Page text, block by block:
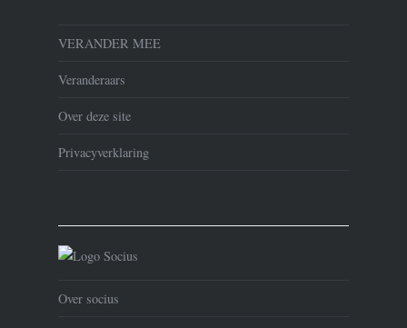
VERANDER MEE
Veranderaars
Over deze site
Privacyverklaring
Over socius